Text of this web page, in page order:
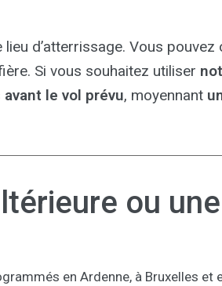
d’atterrissage. Vous pouvez
Si vous souhaitez utiliser
avant le vol prévu, moyennant
ou
en Ardenne, à Bruxelles et